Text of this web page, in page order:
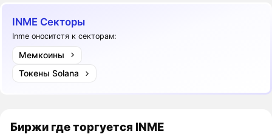
INME Секторы
Inme оноситстя к секторам:
Мемкоины
Токены Solana
Биржи где торгуется INME